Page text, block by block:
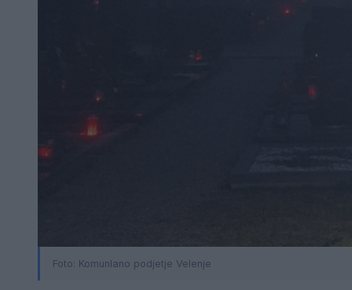
Foto: Komunlano podjetje Velenje